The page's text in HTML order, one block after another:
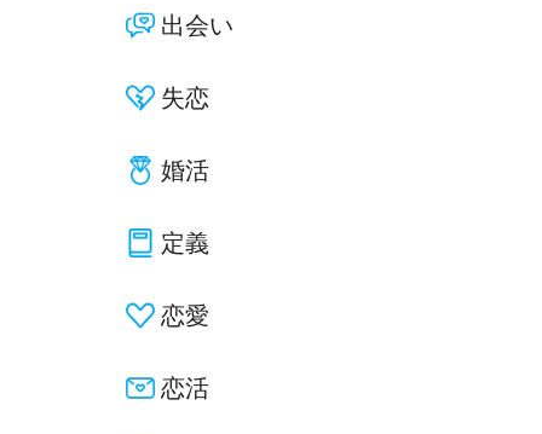
出会い
失恋
婚活
定義
恋愛
恋活